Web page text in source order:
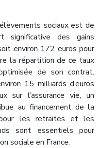
sociaux est de
significative des gains
environ 172 euros pour
la répartition de ce taux
de son contrat.
15 milliards d’euros
sur l’assurance vie, un
au financement de la
pour les retraites et les
sont essentiels pour
sociale en France.